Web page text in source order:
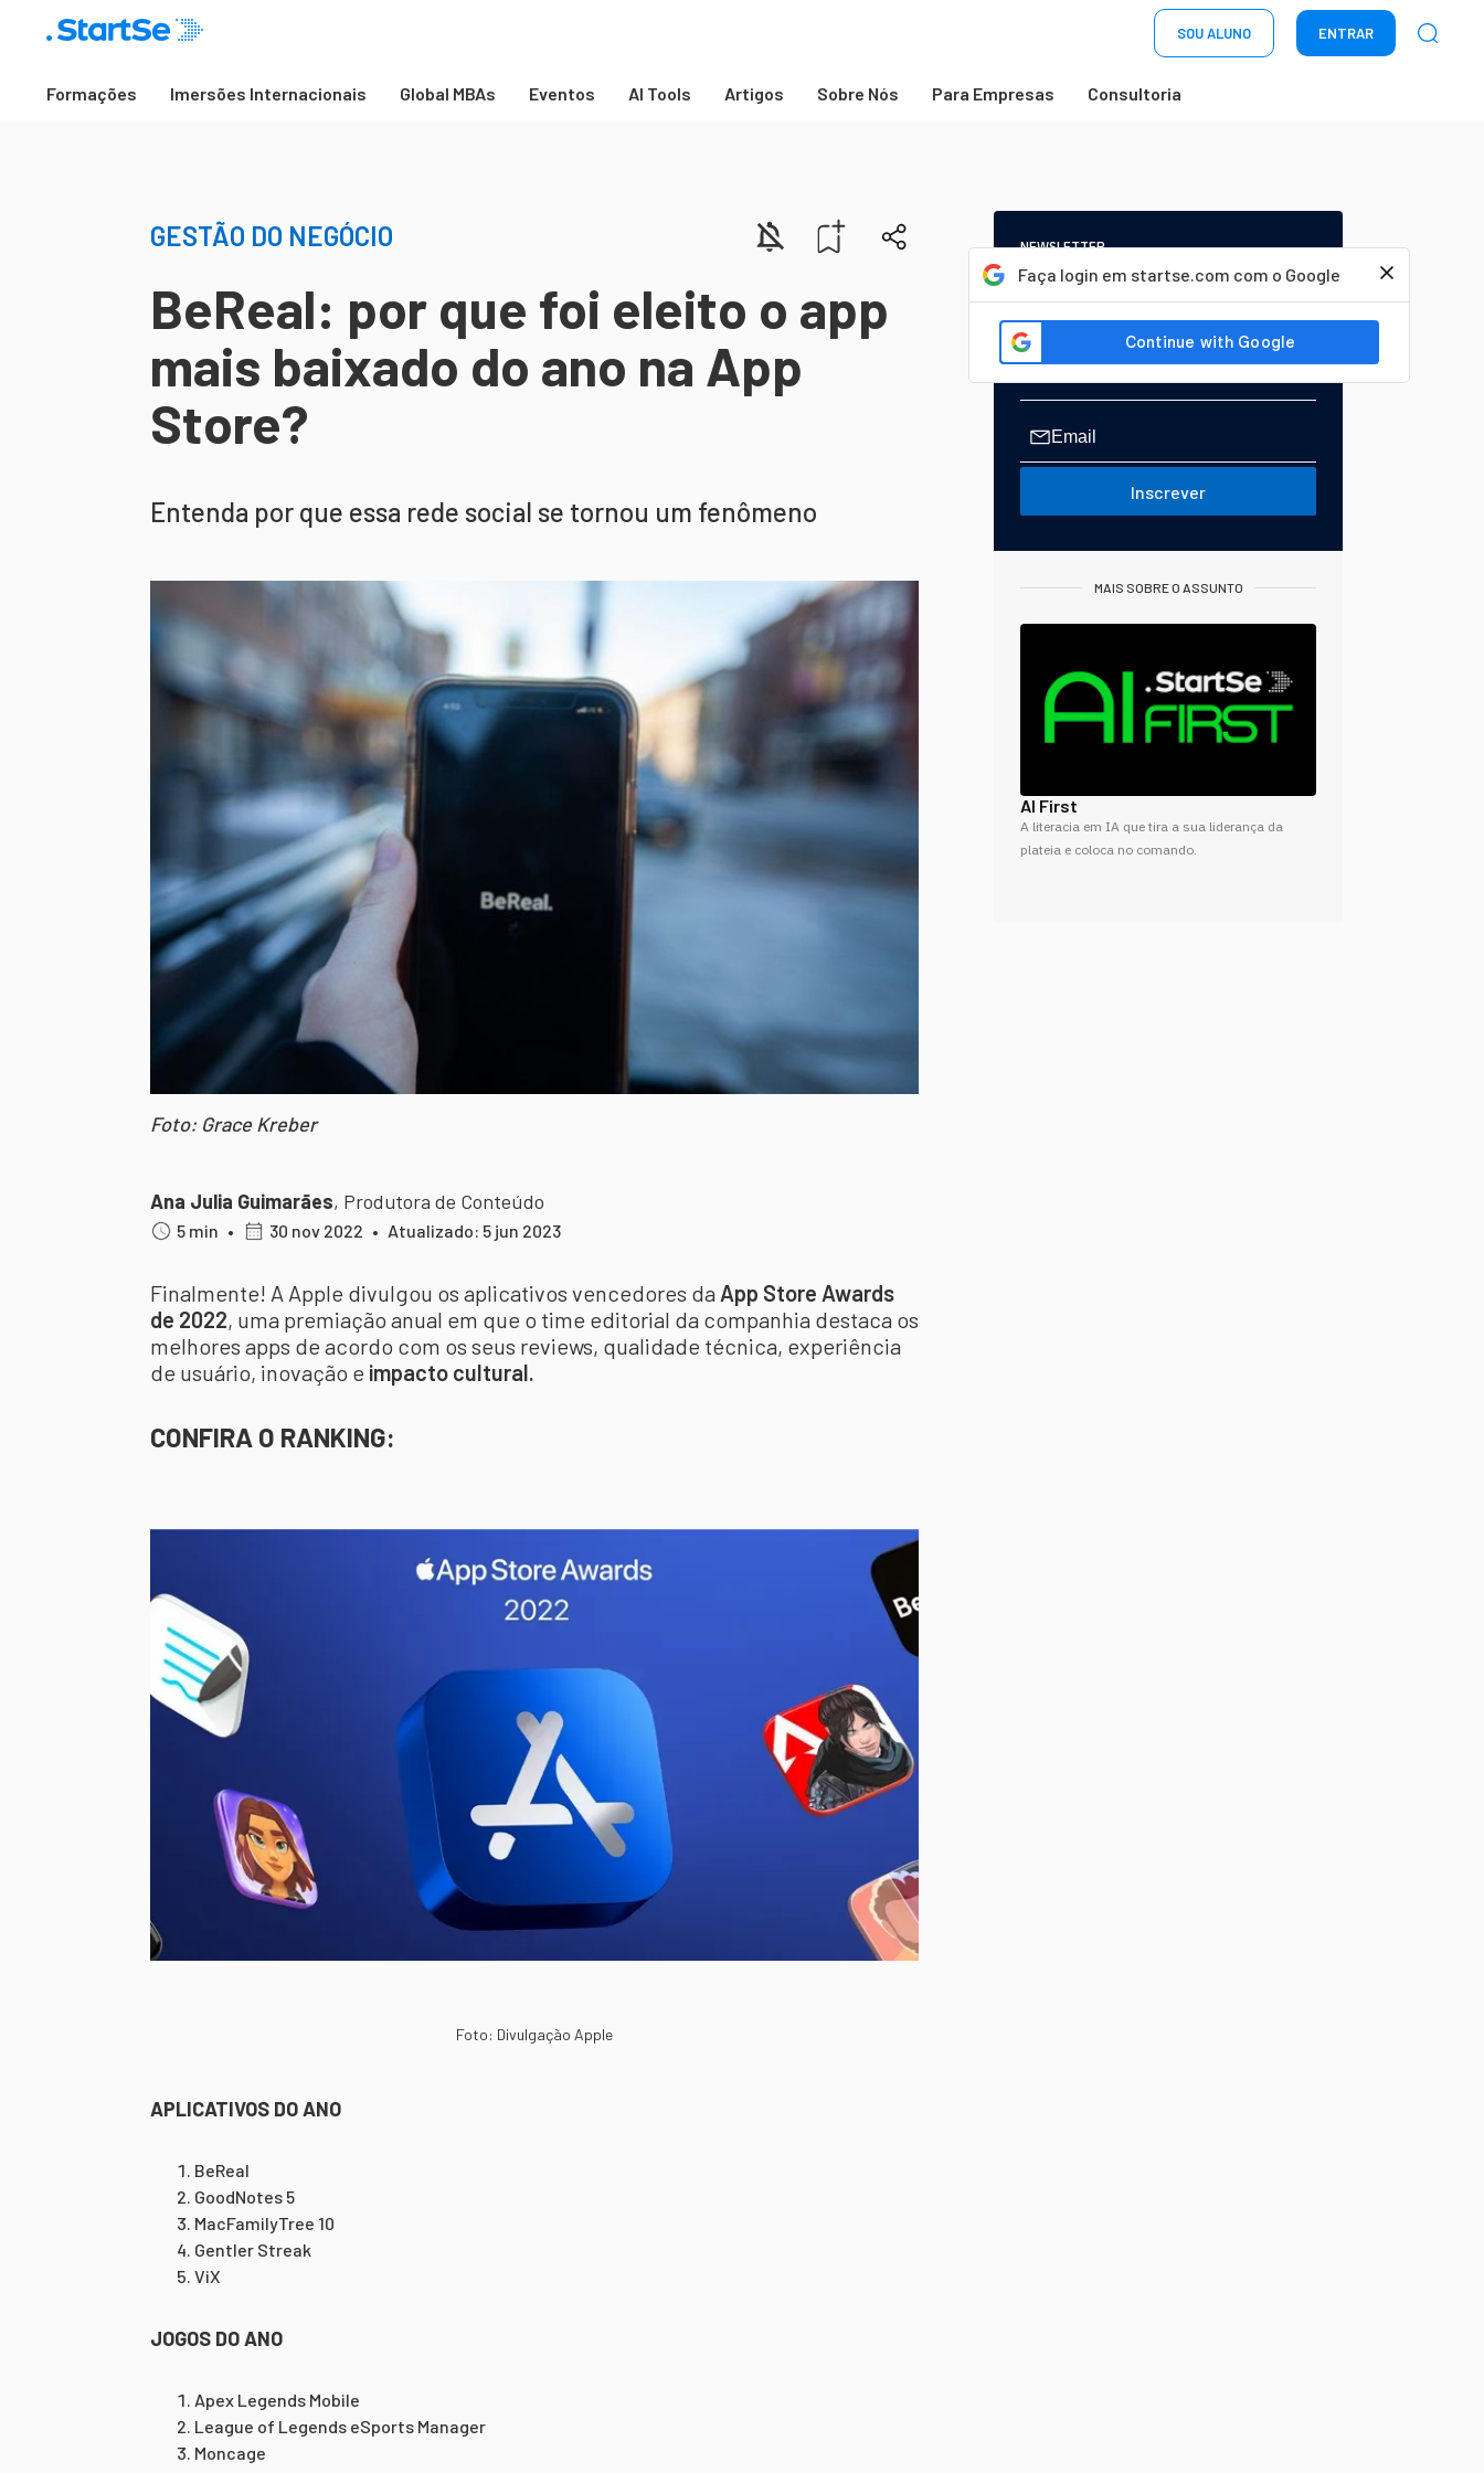
SOU ALUNO ENTRAR
Formações Imersões Internacionais Global MBAs Eventos AI Tools Artigos Sobre Nós Para Empresas Consultoria
Faça login em startse.com com o Google
GESTÃO DO NEGÓCIO
BeReal: por que foi eleito o app
mais baixado do ano na App
Store?
Entenda por que essa rede social se tornou um fenômeno
Foto: Grace Kreber
Ana Julia Guimarães, Produtora de Conteúdo
5 min • 30 nov 2022 • Atualizado: 5 jun 2023
Finalmente! A Apple divulgou os aplicativos vencedores da App Store Awards
de 2022, uma premiação anual em que o time editorial da companhia destaca os
melhores apps de acordo com os seus reviews, qualidade técnica, experiência
de usuário, inovação e impacto cultural.
CONFIRA O RANKING:
Foto: Divulgação Apple
APLICATIVOS DO ANO
BeReal
GoodNotes 5
MacFamilyTree 10
Gentler Streak
ViX
JOGOS DO ANO
Apex Legends Mobile
League of Legends eSports Manager
Moncage
NEWSLETTER
Start Seu dia:
A Newsletter do AGORA!
Inscrever
MAIS SOBRE O ASSUNTO
AI First
A literacia em IA que tira a sua liderança da
plateia e coloca no comando.